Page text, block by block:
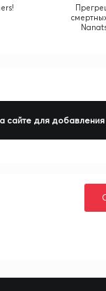
сайте для